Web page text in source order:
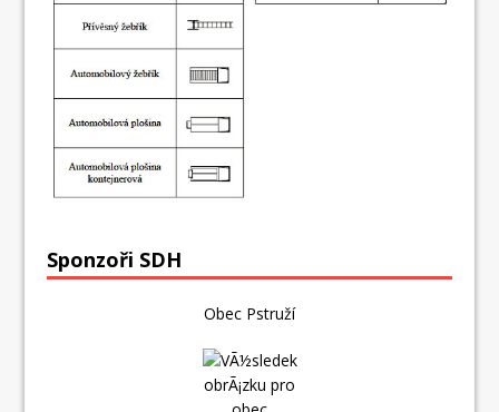
Sponzoři SDH
Obec Pstruží